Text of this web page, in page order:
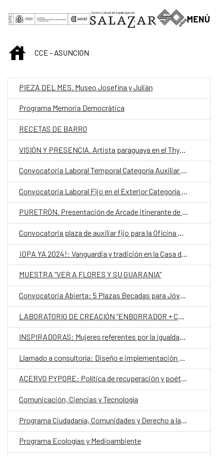
Saltar al contenido principal
MENÚ
INICIOCCE - ASUNCION
PIEZA DEL MES. Museo Josefina y Julián
Programa Memoria Democrática
RECETAS DE BARRO
VISIÓN Y PRESENCIA. Artista paraguaya en el Thyssen
Convocatoria Laboral Temporal Categoría Auxiliar Administrativo CCEJS
Convocatoria Laboral Fijo en el Exterior Categoría Auxiliar Administrativo OCE
PURETRÓN. Presentación de Arcade itinerante de videojuegos independientes
Convocatoria plaza de auxiliar fijo para la Oficina Económica y Comercial de España en Asunción
MUESTRA “VER A FLORES Y SU GUARANIA”
Convocatoria Abierta: 5 Plazas Becadas para Jóvenes Gestores de Festivales en Latinoamérica y África para participar al Atelier Donostia / San Sebastián 2025
INSPIRADORAS: Mujeres referentes por la igualdad y la lucha contra la violencia
Llamado a consultoría: Diseño e implementación piloto de una Guía de Educación Ambiental sobre la biodiversidad, los valores ambientales, socioculturales y los servicios ecosistémicos vinculados a los humedales del Paraguay
ACERVO PYPORE: Política de recuperación y poética de preservación de memorias sexo genéricas silenciadas
Comunicación, Ciencias y Tecnología
Programa Ecologías y Medioambiente